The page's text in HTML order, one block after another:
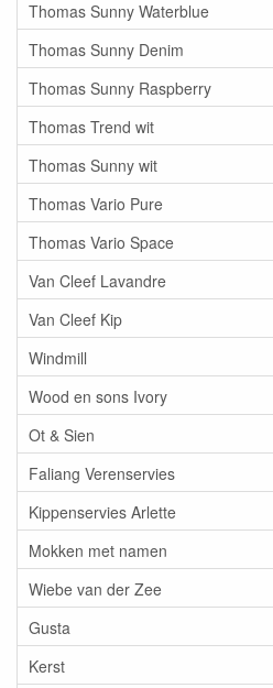
Thomas Sunny Waterblue
Thomas Sunny Denim
Thomas Sunny Raspberry
Thomas Trend wit
Thomas Sunny wit
Thomas Vario Pure
Thomas Vario Space
Van Cleef Lavandre
Van Cleef Kip
Windmill
Wood en sons Ivory
Ot & Sien
Faliang Verenservies
Kippenservies Arlette
Mokken met namen
Wiebe van der Zee
Gusta
Kerst